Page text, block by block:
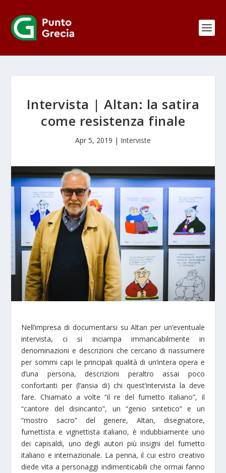
Intervista | Altan: la satira
come resistenza finale
Apr 5, 2019 | Interviste
Nell’impresa di documentarsi su Altan per un’eventuale
intervista, ci si inciampa immancabilmente in
denominazioni e descrizioni che cercano di riassumere
per sommi capi le principali qualità di un’intera opera e
d’una persona, descrizioni peraltro assai poco
confortanti per (l’ansia di) chi quest’intervista la deve
fare. Chiamato a volte “il re del fumetto italiano”, il
“cantore del disincanto”, un “genio sintetico” e un
“mostro sacro” del genere, Altan, disegnatore,
fumettista e vignettista italiano, è indubbiamente uno
dei capisaldi, uno degli autori più insigni del fumetto
italiano e internazionale. La penna, il cui estro creativo
diede vita a personaggi indimenticabili che ormai fanno